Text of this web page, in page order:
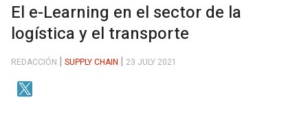
El e-Learning en el sector de la
logística y el transporte
REDACCIÓN SUPPLY CHAIN 23 JULY 2021